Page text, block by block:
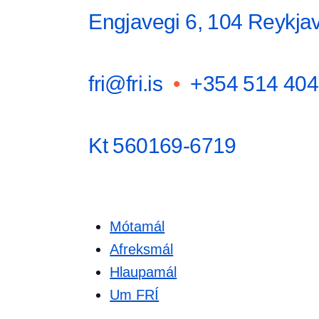
Engjavegi 6, 104
fri@fri.is • +354 514
Kt 560169-6719
Mótamál
Afreksmál
Hlaupamál
Um FRÍ